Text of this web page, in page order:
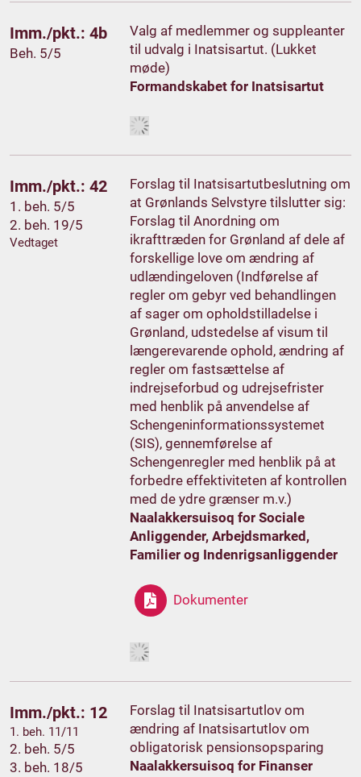
Imm./pkt.: 4b
Beh. 5/5
Valg af medlemmer og suppleanter
til udvalg i Inatsisartut. (Lukket
møde)
Formandskabet for Inatsisartut
Imm./pkt.: 42
1. beh. 5/5
2. beh. 19/5
Vedtaget
Forslag til Inatsisartutbeslutning om
at Grønlands Selvstyre tilslutter sig:
Forslag til Anordning om
ikrafttræden for Grønland af dele af
forskellige love om ændring af
udlændingeloven (Indførelse af
regler om gebyr ved behandlingen
af sager om opholdstilladelse i
Grønland, udstedelse af visum til
længerevarende ophold, ændring af
regler om fastsættelse af
indrejseforbud og udrejsefrister
med henblik på anvendelse af
Schengeninformationssystemet
(SIS), gennemførelse af
Schengenregler med henblik på at
forbedre effektiviteten af kontrollen
med de ydre grænser m.v.)
Naalakkersuisoq for Sociale
Anliggender, Arbejdsmarked,
Familier og Indenrigsanliggender
Dokumenter
Imm./pkt.: 12
1. beh. 11/11
2. beh. 5/5
3. beh. 18/5
Forslag til Inatsisartutlov om
ændring af Inatsisartutlov om
obligatorisk pensionsopsparing
Naalakkersuisoq for Finanser